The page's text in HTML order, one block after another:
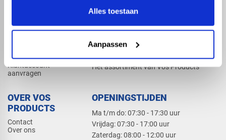
Alles toestaan
Aanpassen
Dak en gevel
Klantaccount
aanvragen
PRODUCTCATALOGUS 2026
Het assortiment van Vos Products
OVER VOS
PRODUCTS
Contact
Over ons
OPENINGSTIJDEN
Ma t/m do: 07:30 - 17:30 uur
​Vrijdag: 07:30 - 17:00 uur
​Zaterdag: 08:00 - 12:00 uur